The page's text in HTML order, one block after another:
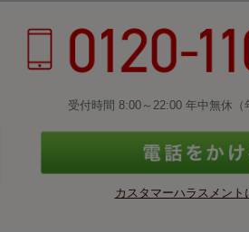
受付時間 8:00～22:00 年中無休（
カスタマーハラスメント